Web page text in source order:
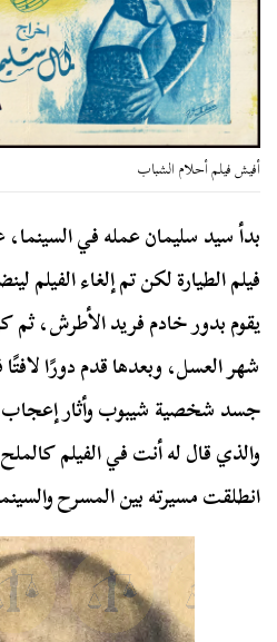
أفيش فيلم أحلام الشباب
فيلم الطيارة لكن تم إلغاء الفيلم
يقوم بدور خادم فريد الأطرش، ثم
شهر العسل، وبعدها قدم دورًا
جسد شخصية شيبوب وأثار إعجاب
والذي قال له أنت في الفيلم
انطلقت مسيرته بين المسرح